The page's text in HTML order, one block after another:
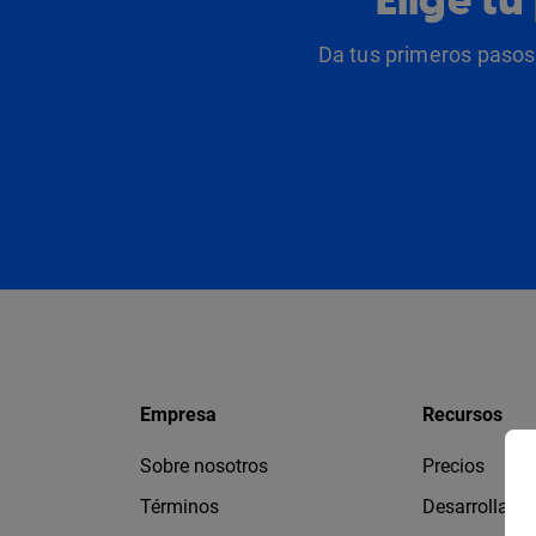
Da tus primeros
Empresa
Sobre nosotros
Términos
Recursos
Precios